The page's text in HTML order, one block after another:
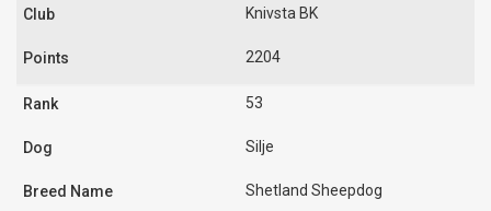
Knivsta BK
2204
53
Silje
Shetland Sheepdog